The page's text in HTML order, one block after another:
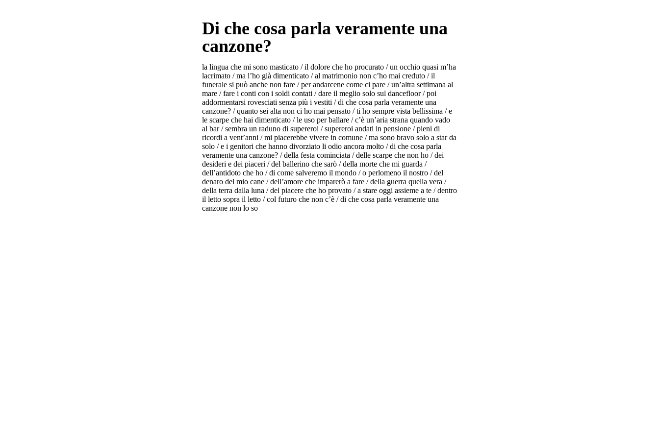
Di che cosa parla veramente una
canzone?
la lingua che mi sono masticato / il dolore che ho procurato / un occhio quasi m’ha
lacrimato / ma l’ho già dimenticato / al matrimonio non c’ho mai creduto / il
funerale si può anche non fare / per andarcene come ci pare / un’altra settimana al
mare / fare i conti con i soldi contati / dare il meglio solo sul dancefloor / poi
addormentarsi rovesciati senza più i vestiti / di che cosa parla veramente una
canzone? / quanto sei alta non ci ho mai pensato / ti ho sempre vista bellissima / e
le scarpe che hai dimenticato / le uso per ballare / c’è un’aria strana quando vado
al bar / sembra un raduno di supereroi / supereroi andati in pensione / pieni di
ricordi a vent’anni / mi piacerebbe vivere in comune / ma sono bravo solo a star da
solo / e i genitori che hanno divorziato li odio ancora molto / di che cosa parla
veramente una canzone? / della festa cominciata / delle scarpe che non ho / dei
desideri e dei piaceri / del ballerino che sarò / della morte che mi guarda /
dell’antidoto che ho / di come salveremo il mondo / o perlomeno il nostro / del
denaro del mio cane / dell’amore che imparerò a fare / della guerra quella vera /
della terra dalla luna / del piacere che ho provato / a stare oggi assieme a te / dentro
il letto sopra il letto / col futuro che non c’è / di che cosa parla veramente una
canzone non lo so